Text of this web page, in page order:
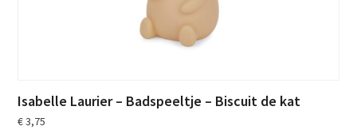
Isabelle Laurier – Badspeeltje – Biscuit de kat
€3,75